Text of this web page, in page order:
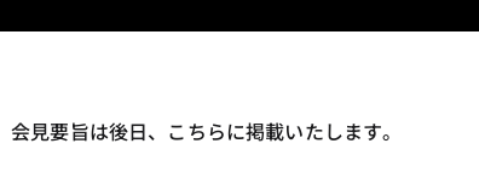
見要旨は後日、こちらに掲載いたします。